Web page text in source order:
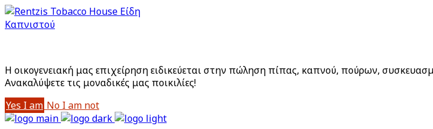
Είστε άνω των 18;
Η οικογενειακή μας επιχείρηση ειδικεύεται στην πώληση πίπας, καπνού, πούρων,
Aνακαλύψετε τις μοναδικές μας ποικιλίες!
Yes I am No I am not